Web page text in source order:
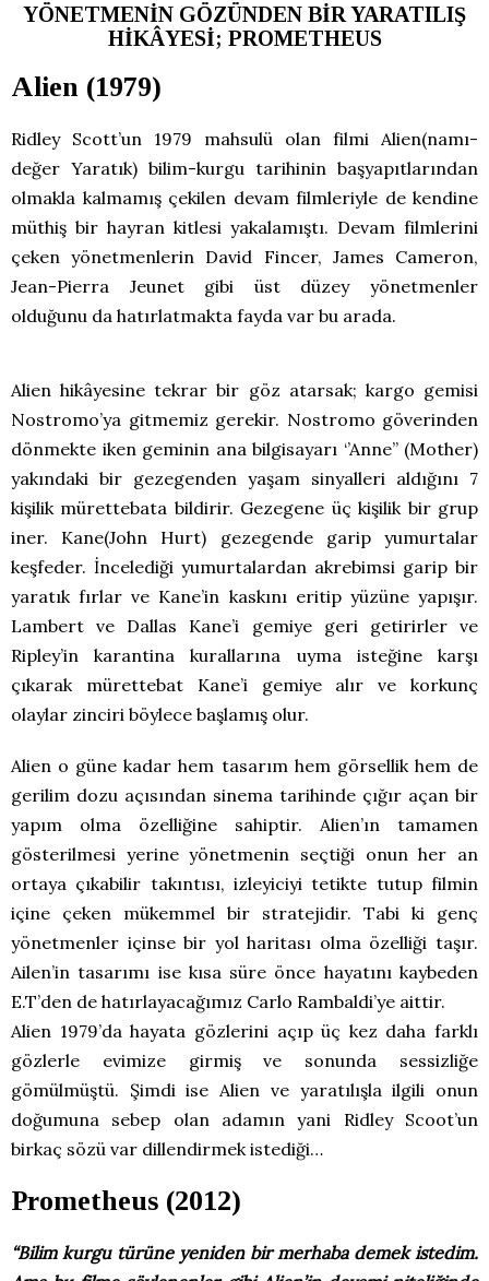
YÖNETMENİN GÖZÜNDEN BİR YARATILIŞ
HİKÂYESİ; PROMETHEUS
Alien (1979)
Ridley Scott’un 1979 mahsulü olan filmi Alien(namı-
değer Yaratık) bilim-kurgu tarihinin başyapıtlarından
olmakla kalmamış çekilen devam filmleriyle de kendine
müthiş bir hayran kitlesi yakalamıştı. Devam filmlerini
çeken yönetmenlerin David Fincer, James Cameron,
Jean-Pierra Jeunet gibi üst düzey yönetmenler
olduğunu da hatırlatmakta fayda var bu arada.
Alien hikâyesine tekrar bir göz atarsak; kargo gemisi
Nostromo’ya gitmemiz gerekir. Nostromo göverinden
dönmekte iken geminin ana bilgisayarı ‘’Anne’’ (Mother)
yakındaki bir gezegenden yaşam sinyalleri aldığını 7
kişilik mürettebata bildirir. Gezegene üç kişilik bir grup
iner. Kane(John Hurt) gezegende garip yumurtalar
keşfeder. İncelediği yumurtalardan akrebimsi garip bir
yaratık fırlar ve Kane’in kaskını eritip yüzüne yapışır.
Lambert ve Dallas Kane’i gemiye geri getirirler ve
Ripley’in karantina kurallarına uyma isteğine karşı
çıkarak mürettebat Kane’i gemiye alır ve korkunç
olaylar zinciri böylece başlamış olur.
Alien o güne kadar hem tasarım hem görsellik hem de
gerilim dozu açısından sinema tarihinde çığır açan bir
yapım olma özelliğine sahiptir. Alien’ın tamamen
gösterilmesi yerine yönetmenin seçtiği onun her an
ortaya çıkabilir takıntısı, izleyiciyi tetikte tutup filmin
içine çeken mükemmel bir stratejidir. Tabi ki genç
yönetmenler içinse bir yol haritası olma özelliği taşır.
Ailen’in tasarımı ise kısa süre önce hayatını kaybeden
E.T’den de hatırlayacağımız Carlo Rambaldi’ye aittir.
Alien 1979’da hayata gözlerini açıp üç kez daha farklı
gözlerle evimize girmiş ve sonunda sessizliğe
gömülmüştü. Şimdi ise Alien ve yaratılışla ilgili onun
doğumuna sebep olan adamın yani Ridley Scoot’un
birkaç sözü var dillendirmek istediği…
Prometheus (2012)
“Bilim kurgu türüne yeniden bir merhaba demek istedim.